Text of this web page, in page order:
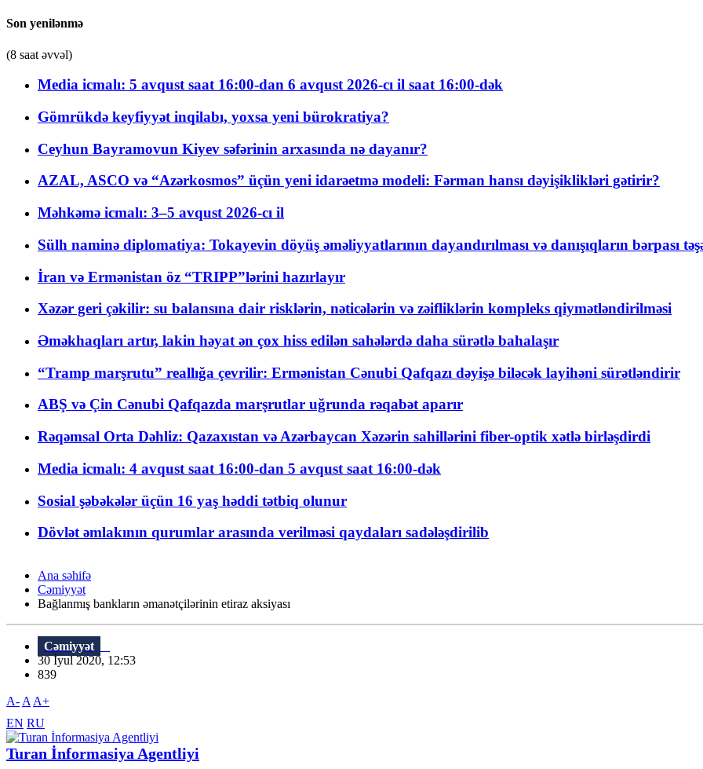
Son yenilənmə
(8 saat əvvəl)
Media icmalı: 5 avqust saat 16:00-dan 6 avqust 2026-cı il saat 16:00-dək
Gömrükdə keyfiyyət inqilabı, yoxsa yeni bürokratiya?
Ceyhun Bayramovun Kiyev səfərinin arxasında nə dayanır?
AZAL, ASCO və “Azərkosmos” üçün yeni idarəetmə modeli: Fərman hansı dəyişiklikləri gətirir?
Məhkəmə icmalı: 3–5 avqust 2026-cı il
Sülh naminə diplomatiya: Tokayevin döyüş əməliyyatlarının dayandırılması və danışıqların bərpası
İran və Ermənistan öz “TRIPP”lərini hazırlayır
Xəzər geri çəkilir: su balansına dair risklərin, nəticələrin və zəifliklərin kompleks qiymətləndirilməsi
Əməkhaqları artır, lakin həyat ən çox hiss edilən sahələrdə daha sürətlə bahalaşır
“Tramp marşrutu” reallığa çevrilir: Ermənistan Cənubi Qafqazı dəyişə biləcək layihəni sürətləndirir
ABŞ və Çin Cənubi Qafqazda marşrutlar uğrunda rəqabət aparır
Rəqəmsal Orta Dəhliz: Qazaxıstan və Azərbaycan Xəzərin sahillərini fiber-optik xətlə birləşdirdi
Media icmalı: 4 avqust saat 16:00-dan 5 avqust saat 16:00-dək
Sosial şəbəkələr üçün 16 yaş həddi tətbiq olunur
Dövlət əmlakının qurumlar arasında verilməsi qaydaları sadələşdirilib
Ana səhifə
Cəmiyyət
Bağlanmış bankların əmanətçilərinin etiraz aksiyası
Cəmiyyət
30 İyul 2020, 12:53
839
A- A A+
EN RU
Turan İnformasiya Agentliyi